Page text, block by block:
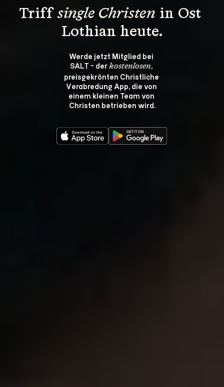
Triff single Christen in Ost
Lothian heute.
Werde jetzt Mitglied bei
SALT - der kostenlosen,
preisgekrönten Christliche
Verabredung App, die von
einem kleinen Team von
Christen betrieben wird.